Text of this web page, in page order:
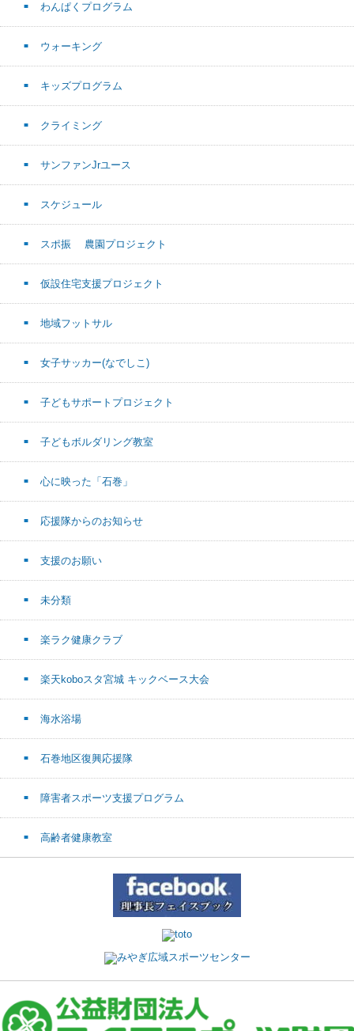
わんぱくプログラム
ウォーキング
キッズプログラム
クライミング
サンファンJrユース
スケジュール
スポ振 農園プロジェクト
仮設住宅支援プロジェクト
地域フットサル
女子サッカー(なでしこ)
子どもサポートプロジェクト
子どもボルダリング教室
心に映った「石巻」
応援隊からのお知らせ
支援のお願い
未分類
楽ラク健康クラブ
楽天koboスタ宮城 キックベース大会
海水浴場
石巻地区復興応援隊
障害者スポーツ支援プログラム
高齢者健康教室